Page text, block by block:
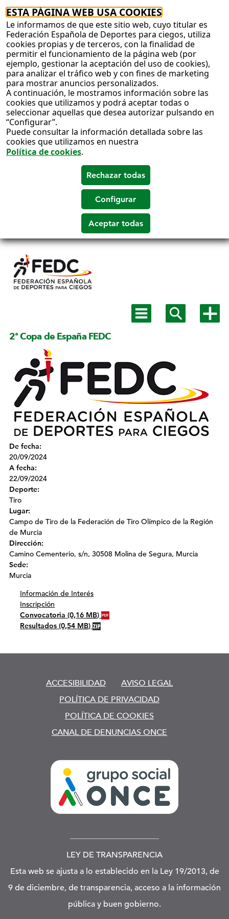
ESTA PÁGINA WEB USA COOKIES
Le informamos de que este sitio web, cuyo titular es
Federación Española de Deportes para ciegos, utiliza
cookies propias y de terceros, con la finalidad de
permitir el funcionamiento de la página web (por
ejemplo, gestionar la aceptación del uso de cookies),
para analizar el tráfico web y con fines de marketing
para mostrar anuncios personalizados.
A continuación, le mostramos información sobre las
cookies que utilizamos y podrá aceptar todas o
seleccionar aquellas que desea autorizar pulsando en
“Configurar”.
Puede consultar la información detallada sobre las
cookies que utilizamos en nuestra
Política de cookies.
Salto a
Mostrar
menú
Mostrar
buscadormás
2ª Copa de España FEDC
De fecha:
20/09/2024
A fecha:
22/09/2024
Deporte:
Tiro
Lugar:
Campo de Tiro de la Federación de Tiro Olímpico de la Región
de Murcia
Dirección:
Camino Cementerio, s/n, 30508 Molina de Segura, Murcia
Sede:
Murcia
Información de Interés
Inscripción
Convocatoria (0,16 MB)
Resultados (0,54 MB)
ACCESIBILIDAD
AVISO LEGAL
POLÍTICA DE PRIVACIDAD
POLÍTICA DE COOKIES
CANAL DE DENUNCIAS ONCE
LEY DE TRANSPARENCIA
Esta web se ajusta a lo establecido en la Ley 19/2013, de
9 de diciembre, de transparencia, acceso a la información
pública y buen gobierno.